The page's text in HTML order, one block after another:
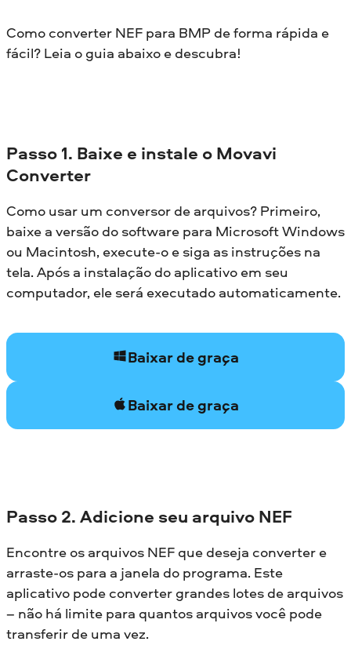
Como converter NEF para BMP de forma rápida e
fácil? Leia o guia abaixo e descubra!
Passo 1. Baixe e instale o Movavi
Converter
Como usar um conversor de arquivos? Primeiro,
baixe a versão do software para Microsoft Windows
ou Macintosh, execute-o e siga as instruções na
tela. Após a instalação do aplicativo em seu
computador, ele será executado automaticamente.
Baixar de graça
Baixar de graça
Passo 2. Adicione seu arquivo NEF
Encontre os arquivos NEF que deseja converter e
arraste-os para a janela do programa. Este
aplicativo pode converter grandes lotes de arquivos
– não há limite para quantos arquivos você pode
transferir de uma vez.